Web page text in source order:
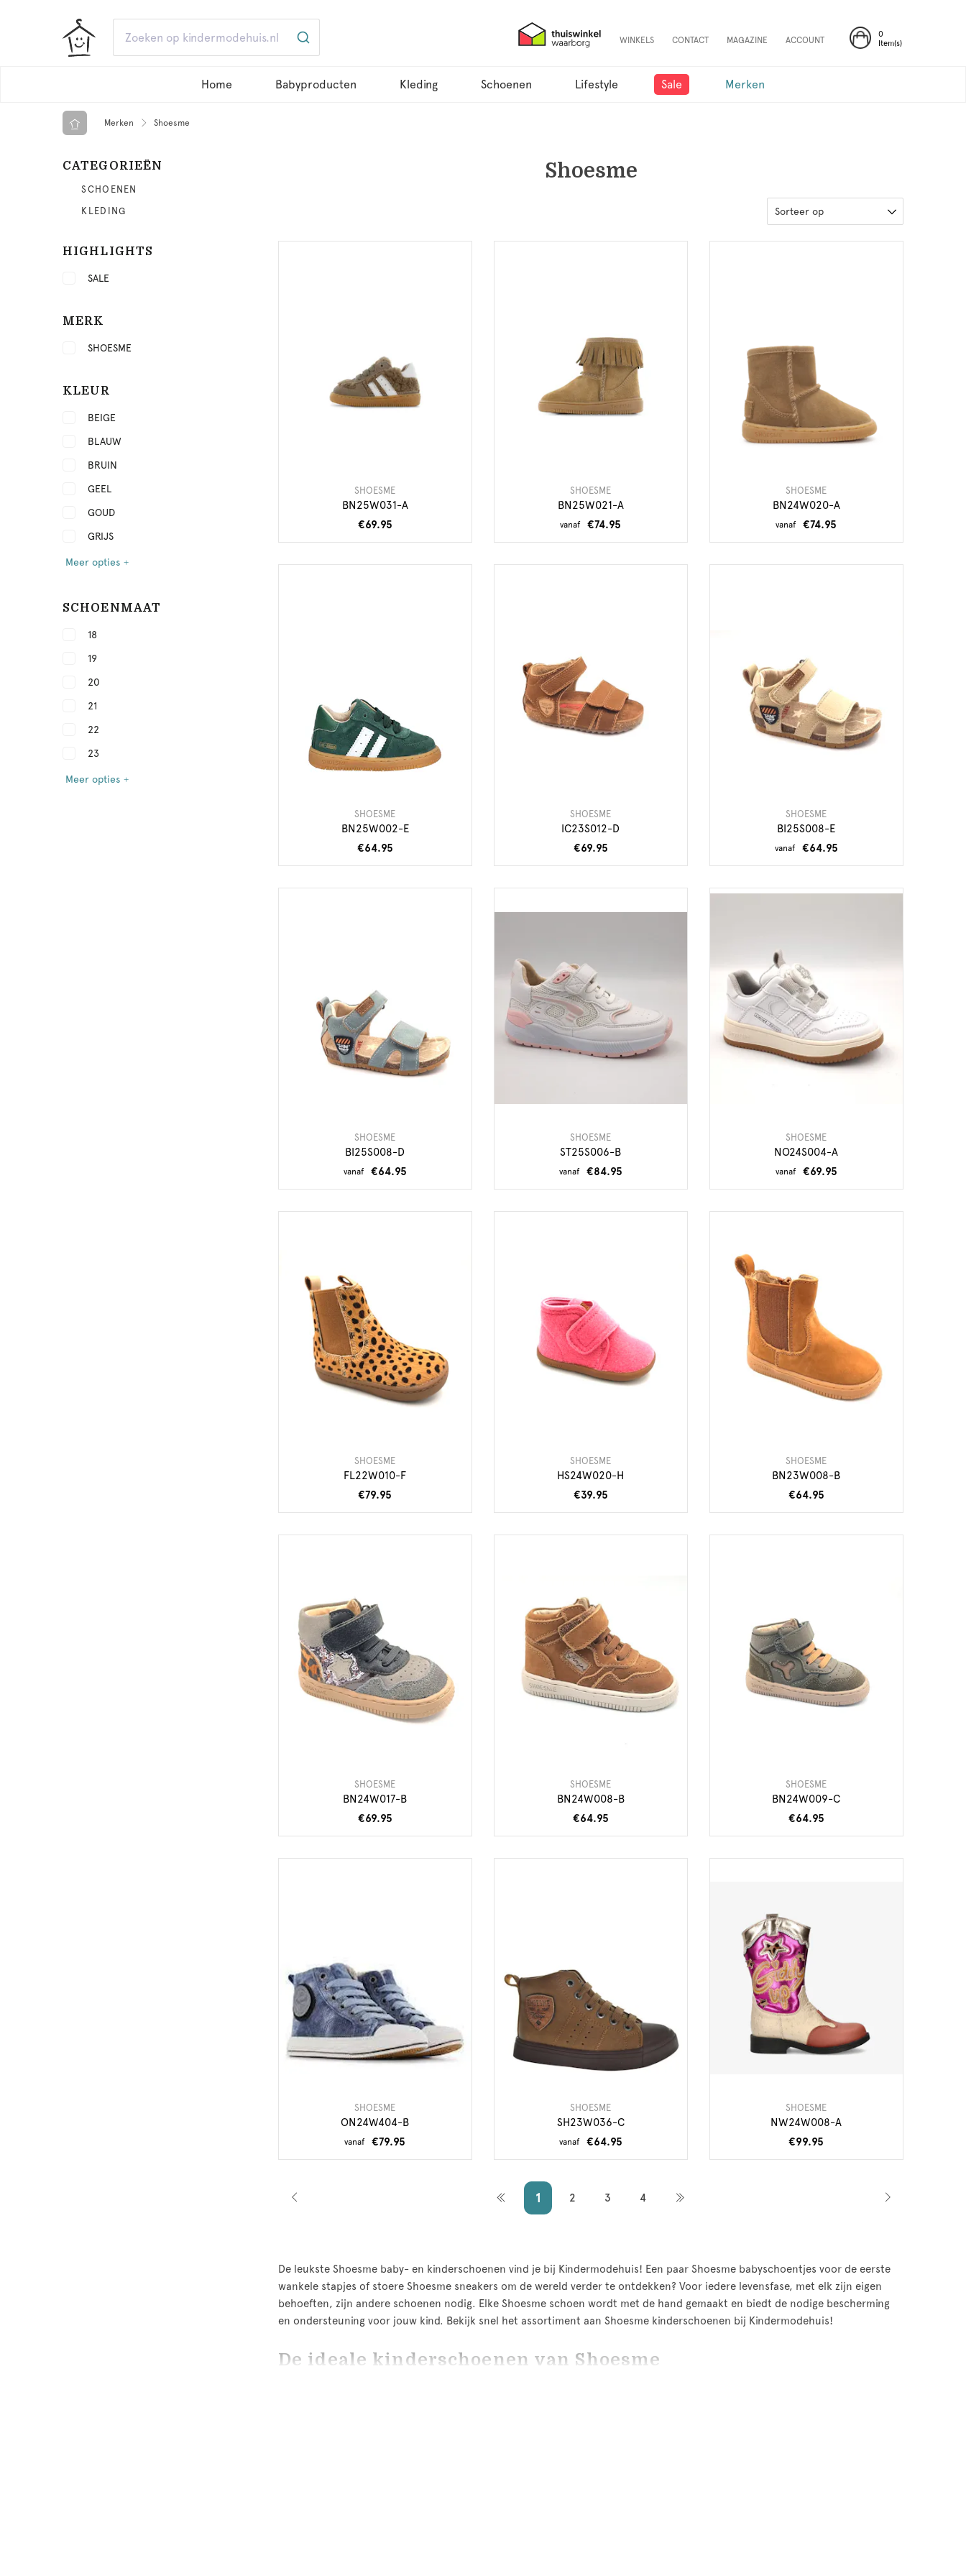
0
Item(s)
WINKELS CONTACT MAGAZINE ACCOUNT
Home Babyproducten Kleding Schoenen Lifestyle Sale Merken
Merken Shoesme
CATEGORIEËN
SCHOENEN
KLEDING
HIGHLIGHTS
SALE
MERK
SHOESME
KLEUR
BEIGE
BLAUW
BRUIN
GEEL
GOUD
GRIJS
Meer opties
SCHOENMAAT
18
19
20
21
22
23
Meer opties
Shoesme
Sorteer op
SHOESME
BN25W031-A
€69.95
SHOESME
BN25W021-A
vanaf €74.95
SHOESME
BN24W020-A
vanaf €74.95
SHOESME
BN25W002-E
€64.95
SHOESME
IC23S012-D
€69.95
SHOESME
BI25S008-E
vanaf €64.95
SHOESME
BI25S008-D
vanaf €64.95
SHOESME
ST25S006-B
vanaf €84.95
SHOESME
NO24S004-A
vanaf €69.95
SHOESME
FL22W010-F
€79.95
SHOESME
HS24W020-H
€39.95
SHOESME
BN23W008-B
€64.95
SHOESME
BN24W017-B
€69.95
SHOESME
BN24W008-B
€64.95
SHOESME
BN24W009-C
€64.95
SHOESME
ON24W404-B
vanaf €79.95
SHOESME
SH23W036-C
vanaf €64.95
SHOESME
NW24W008-A
€99.95
1 2 3 4
De leukste Shoesme baby- en kinderschoenen vind je bij Kindermodehuis! Een paar Shoesme babyschoentjes voor de eerste
wankele stapjes of stoere Shoesme sneakers om de wereld verder te ontdekken? Voor iedere levensfase, met elk zijn eigen
behoeften, zijn andere schoenen nodig. Elke Shoesme schoen wordt met de hand gemaakt en biedt de nodige bescherming
en ondersteuning voor jouw kind. Bekijk snel het assortiment aan Shoesme kinderschoenen bij Kindermodehuis!
De ideale kinderschoenen van Shoesme